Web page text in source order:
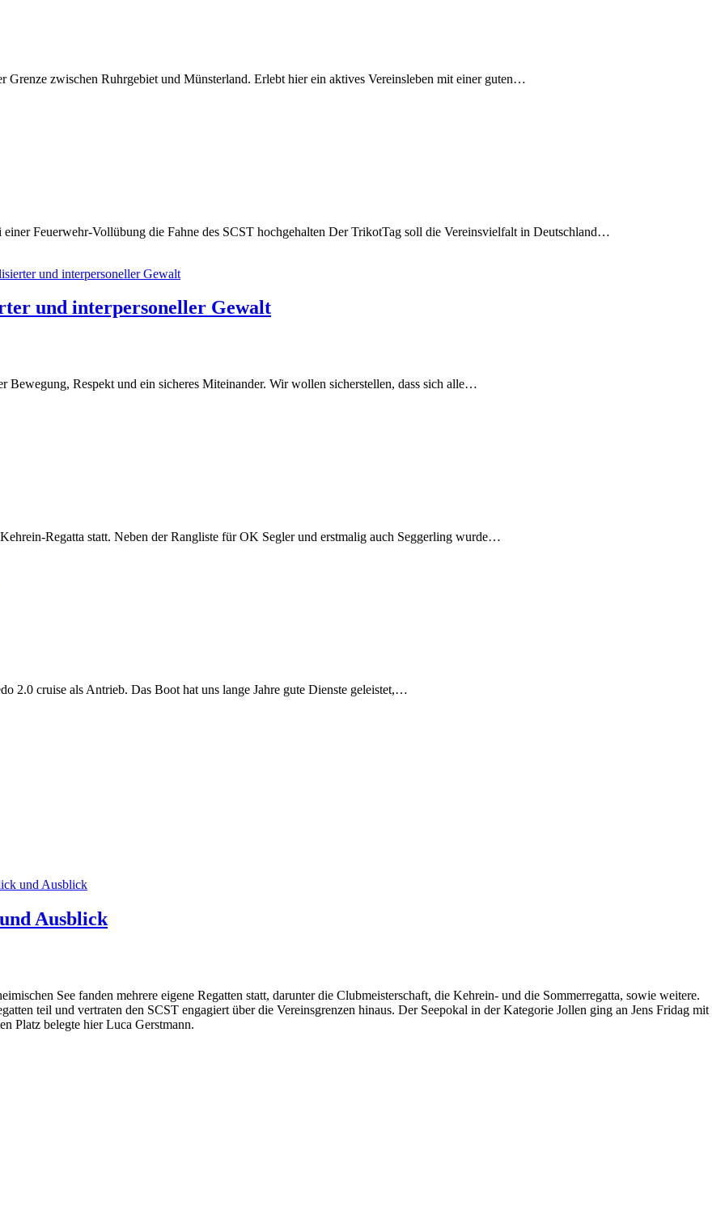
Grenze zwischen Ruhrgebiet und Münsterland. Erlebt hier ein aktives Vereinsleben mit einer guten…
Feuerwehr-Vollübung die Fahne des SCST hochgehalten Der TrikotTag soll die Vereinsvielfalt in Deutschland…
und interpersoneller Gewalt
Bewegung, Respekt und ein sicheres Miteinander. Wir wollen sicherstellen, dass sich alle…
Regatta statt. Neben der Rangliste für OK Segler und erstmalig auch Seggerling wurde…
2.0 cruise als Antrieb. Das Boot hat uns lange Jahre gute Dienste geleistet,…
Ausblick
See fanden mehrere eigene Regatten statt, darunter die Clubmeisterschaft, die Kehrein- und die Sommerregatta, sowie weitere.
teil und vertraten den SCST engagiert über die Vereinsgrenzen hinaus. Der Seepokal in der Kategorie Jollen ging an Jens Fridag mit
Platz belegte hier Luca Gerstmann.